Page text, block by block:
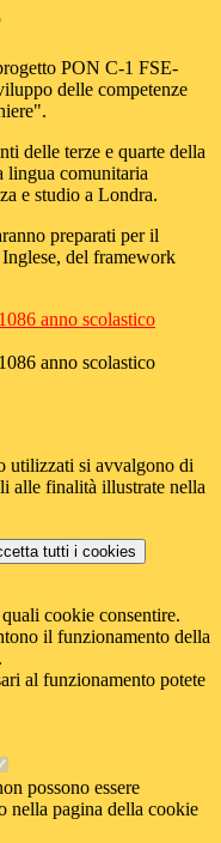
PON C-1 FSE-
delle competenze
delle terze e quarte della
lingua comunitaria
e studio a Londra.
preparati per il
del framework
anno scolastico
anno scolastico
utilizzati si avvalgono di
alle finalità illustrate nella
tutti i cookies
cookie consentire.
il funzionamento della
al funzionamento potete
possono essere
nella pagina della cookie